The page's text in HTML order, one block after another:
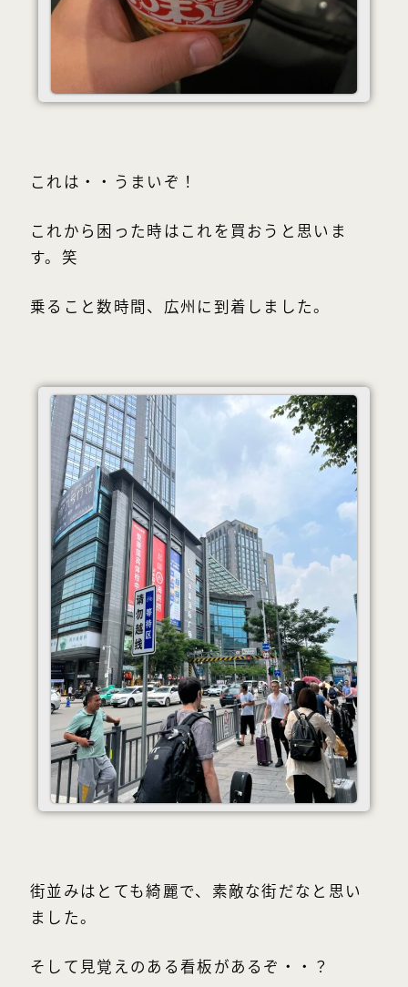
これは・・うまいぞ！
これから困った時はこれを買おうと思いま
す。笑
乗ること数時間、広州に到着しました。
街並みはとても綺麗で、素敵な街だなと思い
ました。
そして見覚えのある看板があるぞ・・？